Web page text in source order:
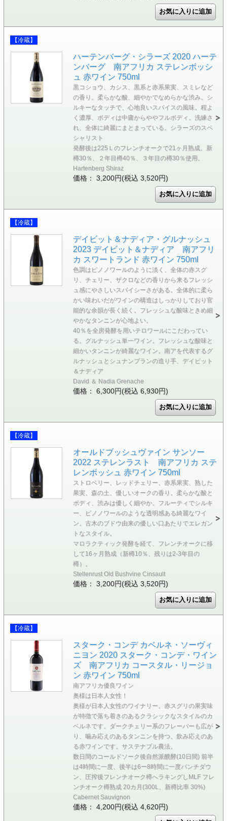
【冷蔵】
ハーテンバーグ・シラーズ 2020 ハーテ
ンバーグ 南アフリカ ステレンボッシ
ュ 赤ワイン 750ml
黒コショウ、カシス、黒系と赤系果実、スミレなど
の香り。柔らかな酸、細やかでなめらかな渋み。シ
ルキーなタッチで、心地良いスパイスの風味。程よ
く濃厚、ボディは中庸からややフルボディ。洗練さ
れ、全体に綺麗にまとまっている。シラーズのスペ
シャリスト
発酵後は225Ｌのフレンチオークで21ヶ月熟成。新
樽30％、２年目樽40％、３年目の樽30％使用。
Hartenberg Shiraz
価格： 3,200円(税込 3,520円)
【冷蔵】
デイビット＆ナディア・グルナッシュ
2023 デイビット＆ナディア 南アフリ
カ スワートランド 赤ワイン 750ml
色調はピノノワールのように淡く、全体の赤スグ
リ、チェリー、ザクロなどの香りから来るフレッシ
ュ感にやさしいスパイシーさがある。全体的に柔ら
かい味わいだがワインの構造はしっかりしており官
能的な余韻が長く続く。フレッシュな酸味ときめ細
やかなタンニンが心地よい。
40％を全房発酵を用いテロワールにこだわってい
る。グルナッシュ単一ワイン。フレッシュな酸味と
細かいタンニンが綺麗なワイン。南アを代表するグ
ルナッシュとシュナンブランの造り手、デイビット
＆ナディア
David ＆ Nadia Grenache
価格： 6,300円(税込 6,930円)
【冷蔵】
オールドブッシュヴァイン サンソー
2022 ステレンラスト 南アフリカ ステ
レンボッシュ 赤ワイン 750ml
ストロベリー、レッドチェリー、赤系果実、熟した
果実、森の土、優しいオークの香り。柔らかな酸と
ボディ、渋みは優しく細やか。フルーティでシルキ
ー、ピノノワールのような透明感ある綺麗なワイ
ン。古木のブドウ由来の優しい口あたりでエレガン
トなスタイル。
マロラクティック発酵を経て、フレンチオークに移
して16ヶ月熟成（新樽10％、残りは2-3年目の
樽）。
Stellenrust Old Bushvine Cinsault
価格： 3,200円(税込 3,520円)
【冷蔵】
スターク・コンデ カベルネ・ソーヴィ
ニヨン 2020 スターク・コンデ・ワイン
ズ 南アフリカ コースタル・リージョ
ン 赤ワイン 750ml
南アフリカ優良ワイン
奥様は日本人女性！
奥様が日本人女性のワイナリー。赤スグリの果実味
が特徴で落ち着きのあるクラシックなスタイルのカ
ベルネです。ダークチェリー系のフレーバーも広が
り、噛み応えのあるタンニンを持つ、飲み応えのあ
る赤ワインです。サステナブル農法。
数日間のコールドソーク後自然派醗酵(10日間) 前半
は4時間に一度、後半は6ー8時間に一度パンチダウ
ン、圧搾後フレンチオーク樽へラキングしMLF フレ
ンチオーク樽熟成 20カ月(300L、新樽比率 30%)
Cabernet Sauvignon
価格： 4,200円(税込 4,620円)